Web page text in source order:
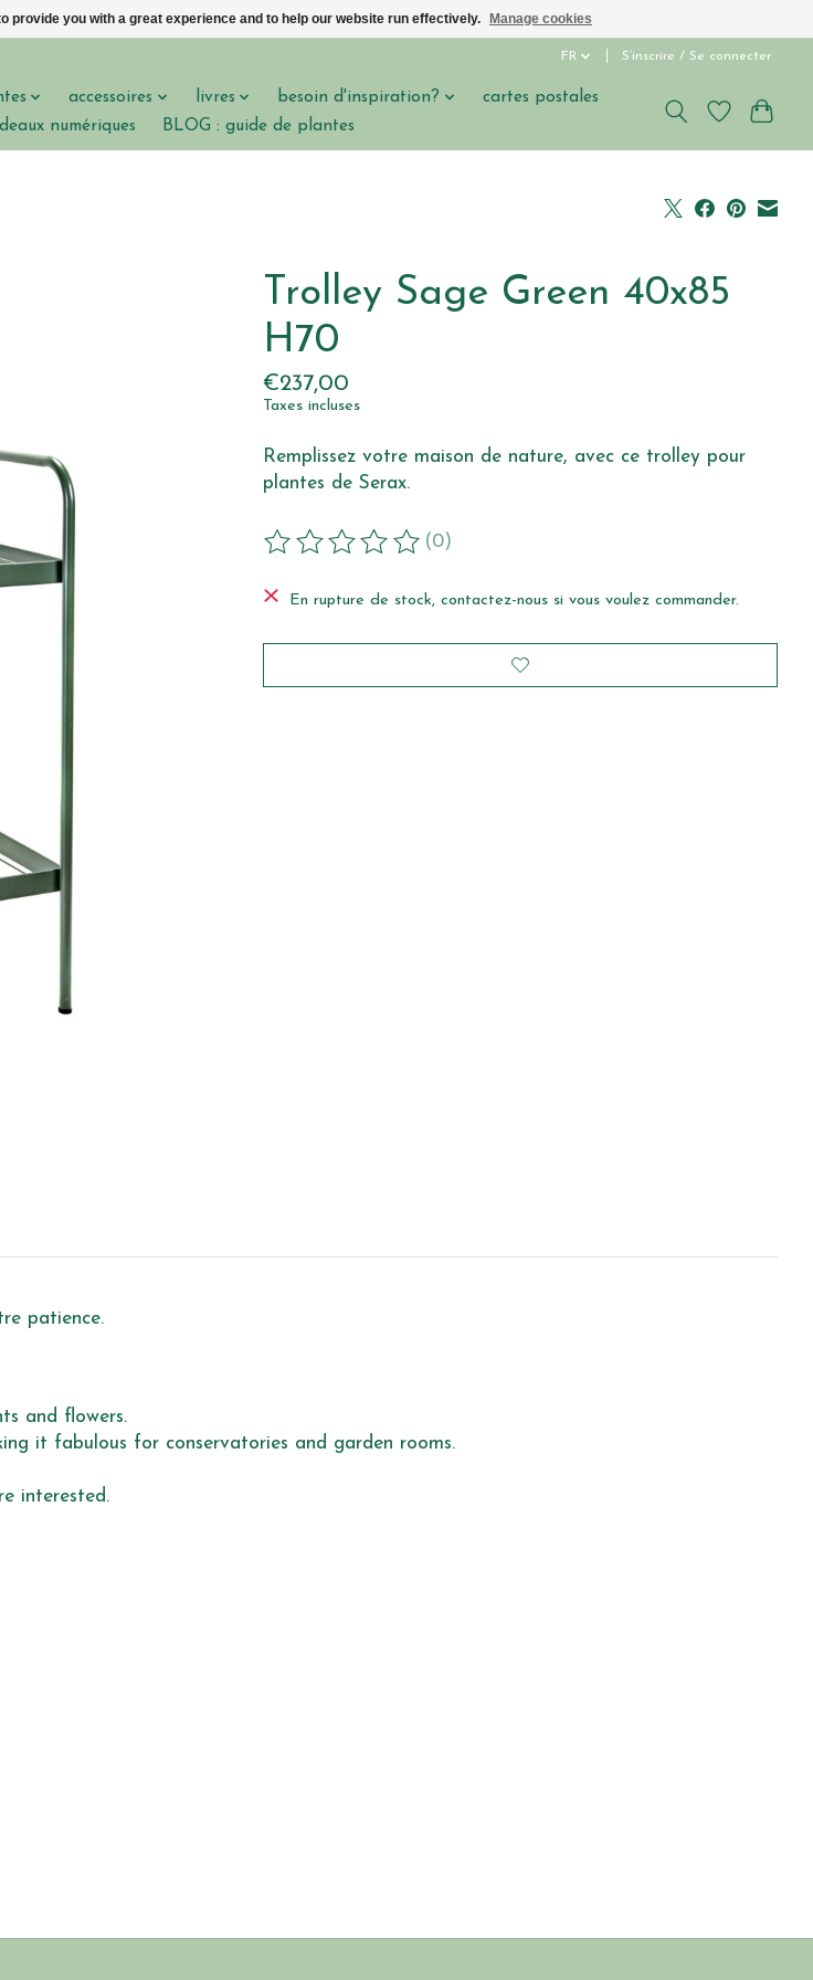
FR S’inscrire / Se connecter
accessoires livres besoin d'inspiration?
cartes postales
numériques
BLOG : guide de plantes
Trolley Sage Green 40x85
H70
€237,00
Taxes incluses
Remplissez votre maison de nature, avec ce trolley pour
plantes de Serax.
Ce produit est évalué à
(0)
En rupture de stock, contactez-nous si vous voulez commander.
patience.
and flowers.
it fabulous for conservatories and garden rooms.
interested.
provide you with a great experience and to help our website run effectively. Manage cookies